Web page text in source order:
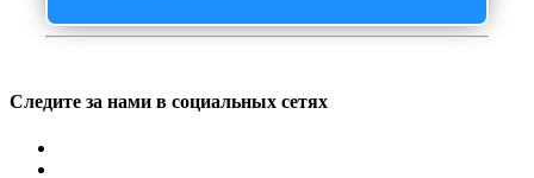
Следите за нами в социальных сетях